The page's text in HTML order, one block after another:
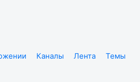
Каналы Лента
Темы